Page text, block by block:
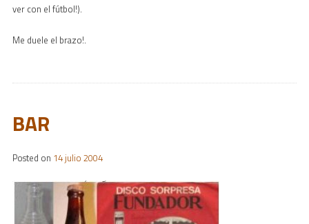
ver con el fútbol!).
Me duele el brazo!.
BAR
Posted on 14 julio 2004